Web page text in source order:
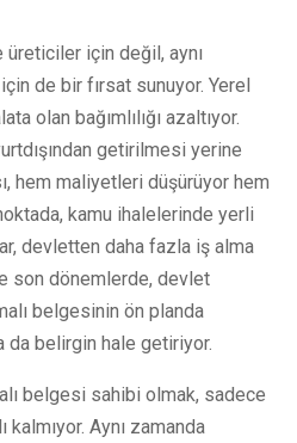
için değil, aynı
de bir fırsat sunuyor. Yerel
olan bağımlılığı azaltıyor.
getirilmesi yerine
hem maliyetleri düşürüyor hem
kamu ihalelerinde yerli
devletten daha fazla iş alma
son dönemlerde, devlet
belgesinin ön planda
da belirgin hale getiriyor.
belgesi sahibi olmak, sadece
kalmıyor. Aynı zamanda